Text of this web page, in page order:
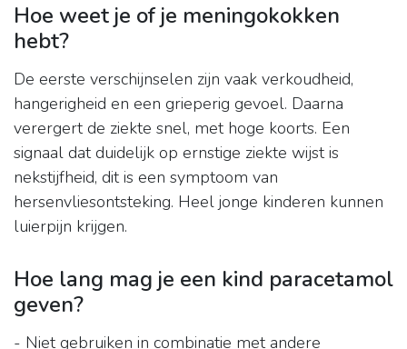
Hoe weet je of je meningokokken
hebt?
De eerste verschijnselen zijn vaak verkoudheid,
hangerigheid en een grieperig gevoel. Daarna
verergert de ziekte snel, met hoge koorts. Een
signaal dat duidelijk op ernstige ziekte wijst is
nekstijfheid, dit is een symptoom van
hersenvliesontsteking. Heel jonge kinderen kunnen
luierpijn krijgen.
Hoe lang mag je een kind paracetamol
geven?
- Niet gebruiken in combinatie met andere